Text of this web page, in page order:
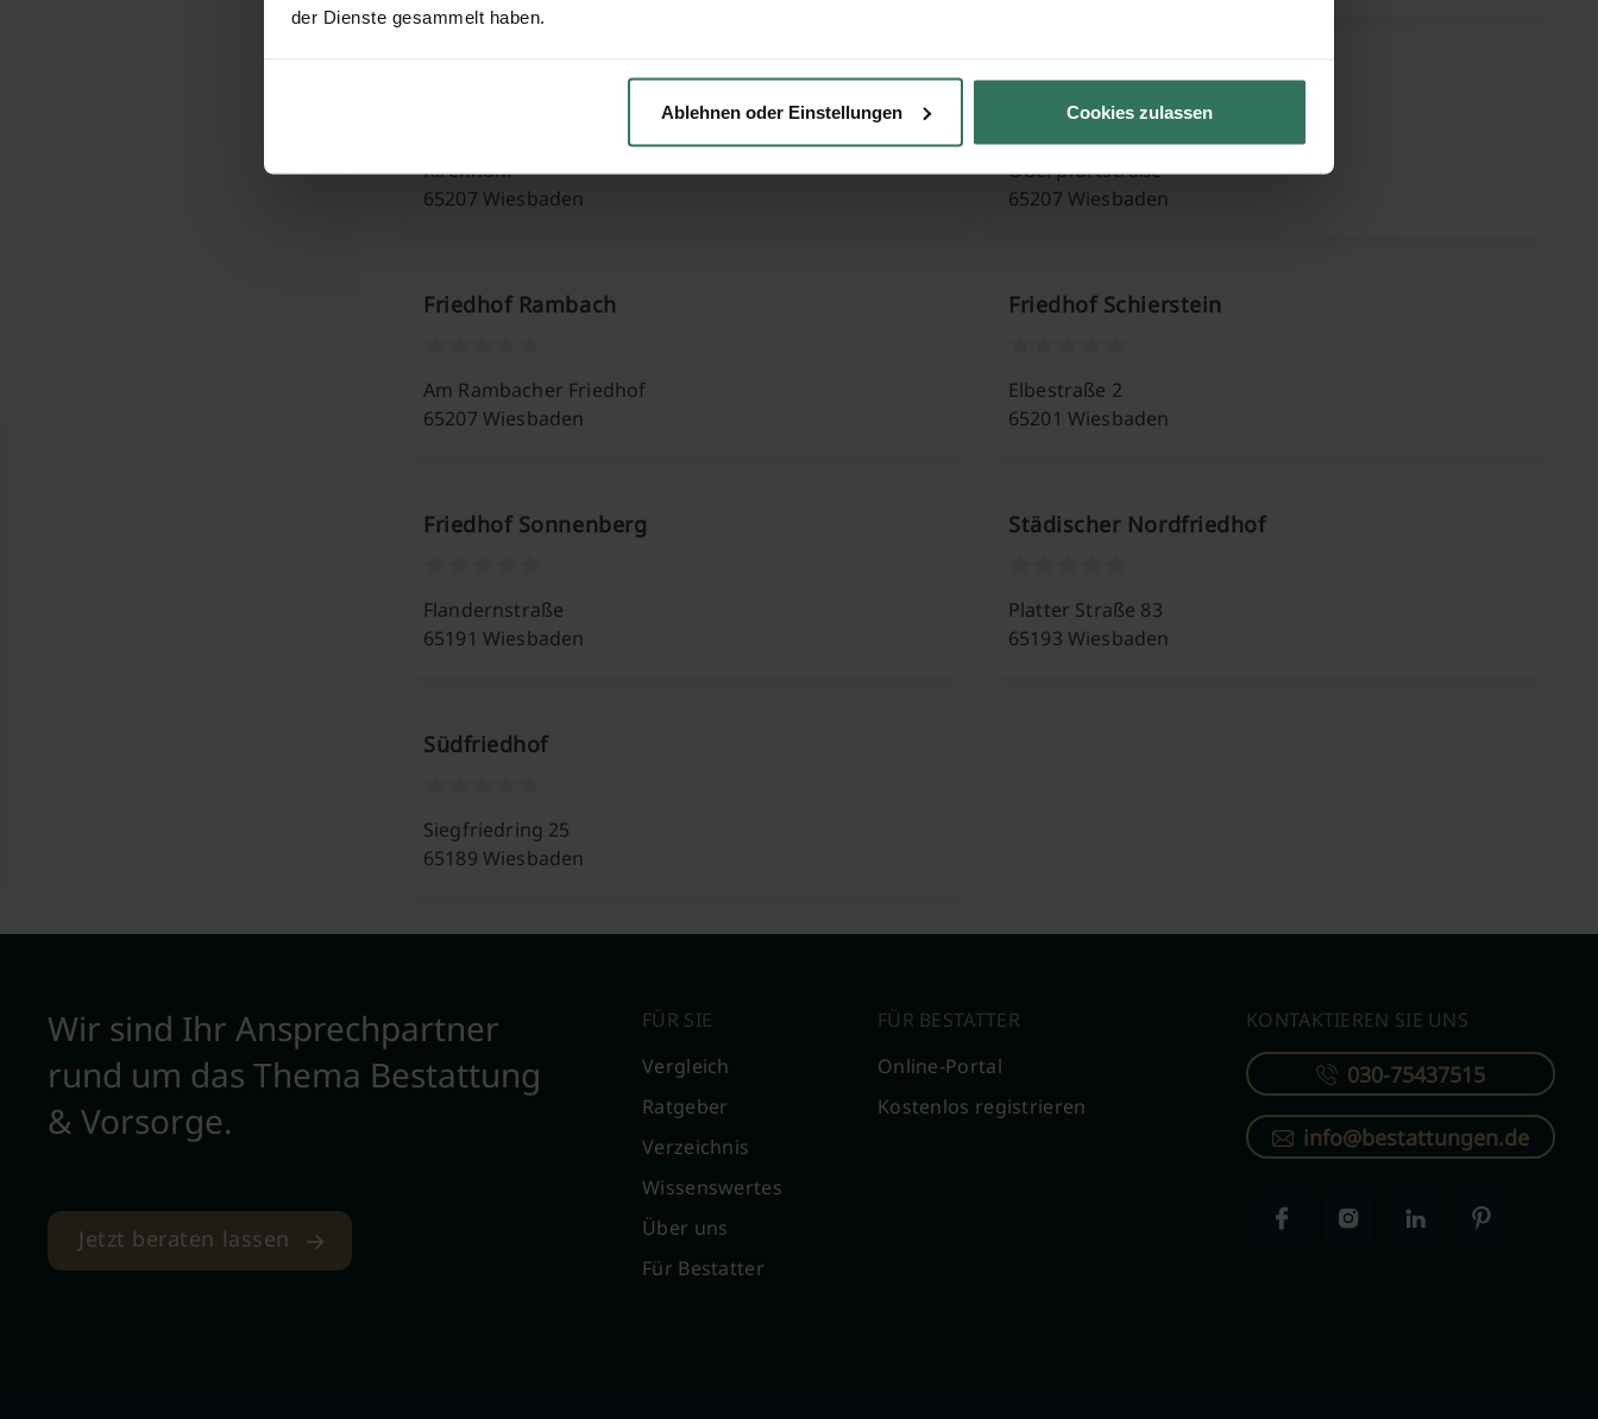
der Dienste gesammelt haben.
Ablehnen oder Einstellungen Cookies zulassen
Kirchhohl
65207 Wiesbaden
Friedhof Nordenstadt
Oberpfortstraße
65207 Wiesbaden
Friedhof Rambach
Am Rambacher Friedhof
65207 Wiesbaden
Friedhof Schierstein
Elbestraße 2
65201 Wiesbaden
Friedhof Sonnenberg
Flandernstraße
65191 Wiesbaden
Städischer Nordfriedhof
Platter Straße 83
65193 Wiesbaden
Südfriedhof
Siegfriedring 25
65189 Wiesbaden
Wir sind Ihr Ansprechpartner
rund um das Thema Bestattung
& Vorsorge.
Jetzt beraten lassen
FÜR SIE
Vergleich
Ratgeber
Verzeichnis
Wissenswertes
Über uns
Für Bestatter
FÜR BESTATTER
Online-Portal
Kostenlos registrieren
KONTAKTIEREN SIE UNS
030-75437515
info@bestattungen.de